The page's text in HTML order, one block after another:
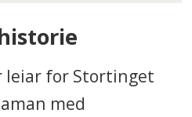
leiar for Stortinget
med